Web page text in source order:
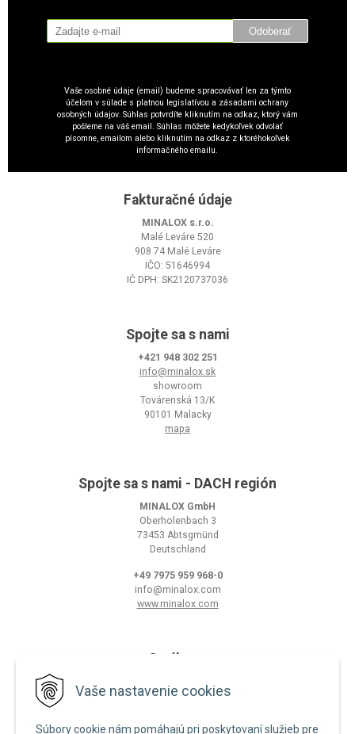
Vaše nastavenie cookies
Súbory cookie nám pomáhajú pri poskytovaní služieb pre
Odoberať
Vaše osobné údaje (email) budeme spracovávať len za týmto
účelom v súlade s platnou legislatívou a zásadami ochrany
osobných údajov. Súhlas potvrdíte kliknutím na odkaz, ktorý vám
pošleme na váš email. Súhlas môžete kedykoľvek odvolať
písomne, emailom alebo kliknutím na odkaz z ktoréhokoľvek
informačného emailu.
Fakturačné údaje
MINALOX s.r.o.
Malé Leváre 520
908 74 Malé Leváre
IČO: 51646994
IČ DPH: SK2120737036
Spojte sa s nami
+421 948 302 251
info@minalox.sk
showroom
Továrenská 13/K
90101 Malacky
mapa
Spojte sa s nami - DACH región
MINALOX GmbH
Oberholenbach 3
73453 Abtsgmünd
Deutschland
+49 7975 959 968-0
info@minalox.com
www.minalox.com
O nákupe